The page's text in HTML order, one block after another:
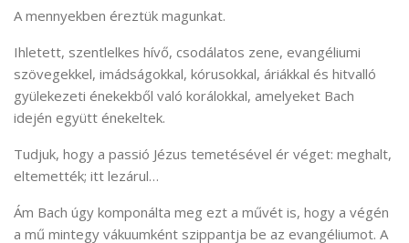
A mennyekben éreztük magunkat.
Ihletett, szentlelkes hívő, csodálatos zene, evangéliumi
szövegekkel, imádságokkal, kórusokkal, áriákkal és hitvalló
gyülekezeti énekekből való korálokkal, amelyeket Bach
idején együtt énekeltek.
Tudjuk, hogy a passió Jézus temetésével ér véget: meghalt,
eltemették; itt lezárul…
Ám Bach úgy komponálta meg ezt a művét is, hogy a végén
a mű mintegy vákuumként szippantja be az evangéliumot. A